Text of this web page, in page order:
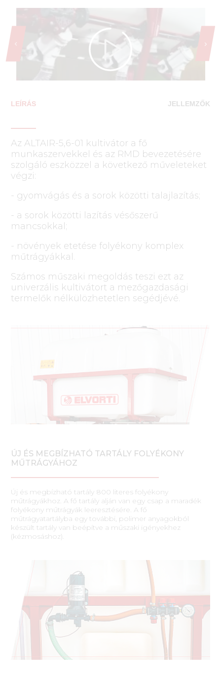
LEÍRÁS JELLEMZŐK
Az ALTAIR-5,6-01 kultivátor a fő
munkaszervekkel és az RMD bevezetésére
szolgáló eszközzel a következő műveleteket
végzi:
- gyomvágás és a sorok közötti talajlazítás;
- a sorok közötti lazítás vésőszerű
mancsokkal;
- növények etetése folyékony komplex
műtrágyákkal.
Számos műszaki megoldás teszi ezt az
univerzális kultivátort a mezőgazdasági
termelők nélkülözhetetlen segédjévé.
ÚJ ÉS MEGBÍZHATÓ TARTÁLY FOLYÉKONY
MŰTRÁGYÁHOZ
Új és megbízható tartály 800 literes folyékony
műtrágyákhoz. A fő tartály alján van egy csap a maradék
folyékony műtrágyák leeresztésére. A fő
műtrágyatartályba egy további, polimer anyagokból
készült tartály van beépítve a műszaki igényekhez
(kézmosáshoz).